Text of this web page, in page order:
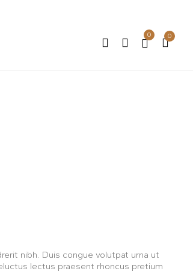
0 0
nibh. Duis congue volutpat urna ut
lectus praesent rhoncus pretium